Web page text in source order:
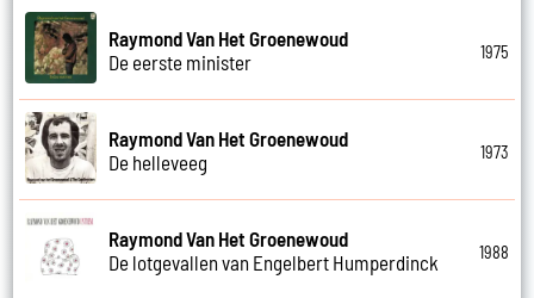
Raymond Van Het Groenewoud
De eerste minister
1975
Raymond Van Het Groenewoud
De helleveeg
1973
Raymond Van Het Groenewoud
De lotgevallen van Engelbert Humperdinck
1988